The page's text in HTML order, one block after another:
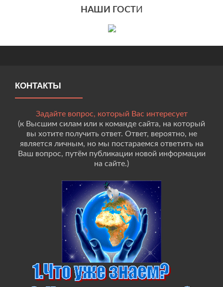
НАШИ ГОСТИ
КОНТАКТЫ
Задайте вопрос, который Вас интересует
(к Высшим силам или к команде сайта, на который
вы хотите получить ответ. Ответ, вероятно, не
является личным, но мы постараемся ответить на
Ваш вопрос, путём публикации новой информации
на сайте.)